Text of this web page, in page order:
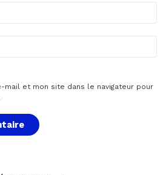
mail et mon site dans le navigateur pour